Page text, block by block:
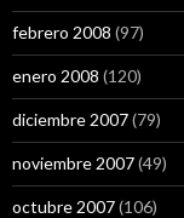
febrero 2008 (97)
enero 2008 (120)
diciembre 2007(79)
noviembre 2007(49)
octubre 2007(106)